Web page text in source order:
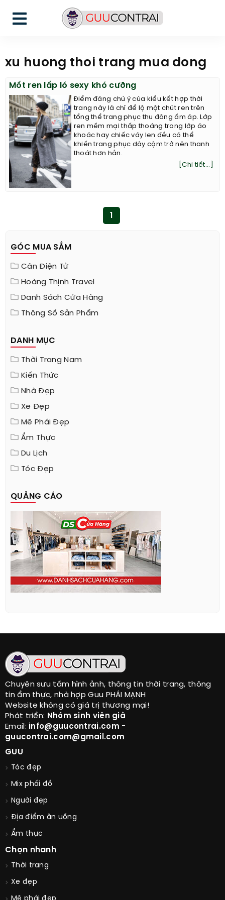
xu huong thoi trang mua dong
Mốt ren lấp ló sexy khó cưỡng
Điểm đáng chú ý của kiểu kết hợp thời
trang này là chỉ để lộ một chút ren trên
tổng thể trang phục thu đông ấm áp. Lớp
ren mềm mại thấp thoáng trong lớp áo
khoác hay chiếc váy len đều có thể
khiến trang phục dày cộm trở nên thanh
thoát hơn hẳn.
[Chi tiết...]
1
GÓC MUA SẮM
Cân Điện Tử
Hoàng Thịnh Travel
Danh Sách Cửa Hàng
Thông Số Sản Phẩm
DANH MỤC
Thời Trang Nam
Kiến Thức
Nhà Đẹp
Xe Đẹp
Mê Phái Đẹp
Ẩm Thực
Du Lịch
Tóc Đẹp
QUẢNG CÁO
Chuyên sưu tầm hình ảnh, thông tin thời trang, thông
tin ẩm thực, nhà hợp Guu PHÁI MẠNH
Website không có giá trị thương mại!
Phát triển: Nhóm sinh viên già
Email: info@guucontrai.com -
guucontrai.com@gmail.com
GUU
Tóc đẹp
Mix phối đồ
Người đẹp
Địa điểm ăn uống
Ẩm thực
Chọn nhanh
Thời trang
Xe đẹp